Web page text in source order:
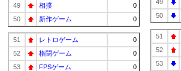
49
相撲
0
50
新作ゲーム 0
51 レトロゲーム
0
52
格闘ゲーム
0
53
FPSゲーム
0
49
50
51
52
53